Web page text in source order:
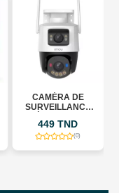
CAMÉRA DE
SURVEILLANCE
CRUISER DUAL 2
10MP
449 TND
(0)